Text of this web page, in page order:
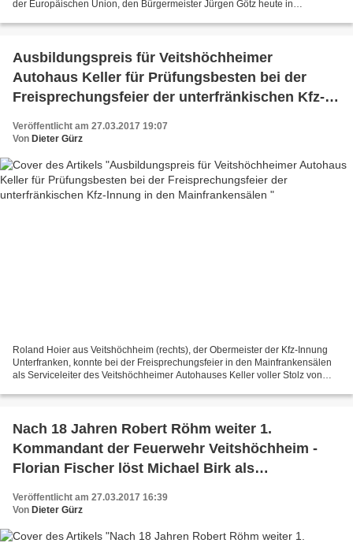
der Europäischen Union, den Bürgermeister Jürgen Götz heute in
Ausbildungspreis für Veitshöchheimer
Autohaus Keller für Prüfungsbesten bei der
Freisprechungsfeier der unterfränkischen Kfz-
Veröffentlicht am 27.03.2017 19:07
Von Dieter Gürz
Roland Hoier aus Veitshöchheim (rechts), der Obermeister der Kfz-Innung
Unterfranken, konnte bei der Freisprechungsfeier in den Mainfrankensälen
als Serviceleiter des Veitshöchheimer Autohauses Keller voller Stolz von
Nach 18 Jahren Robert Röhm weiter 1.
Kommandant der Feuerwehr Veitshöchheim -
Florian Fischer löst Michael Birk als
Veröffentlicht am 27.03.2017 16:39
Von Dieter Gürz